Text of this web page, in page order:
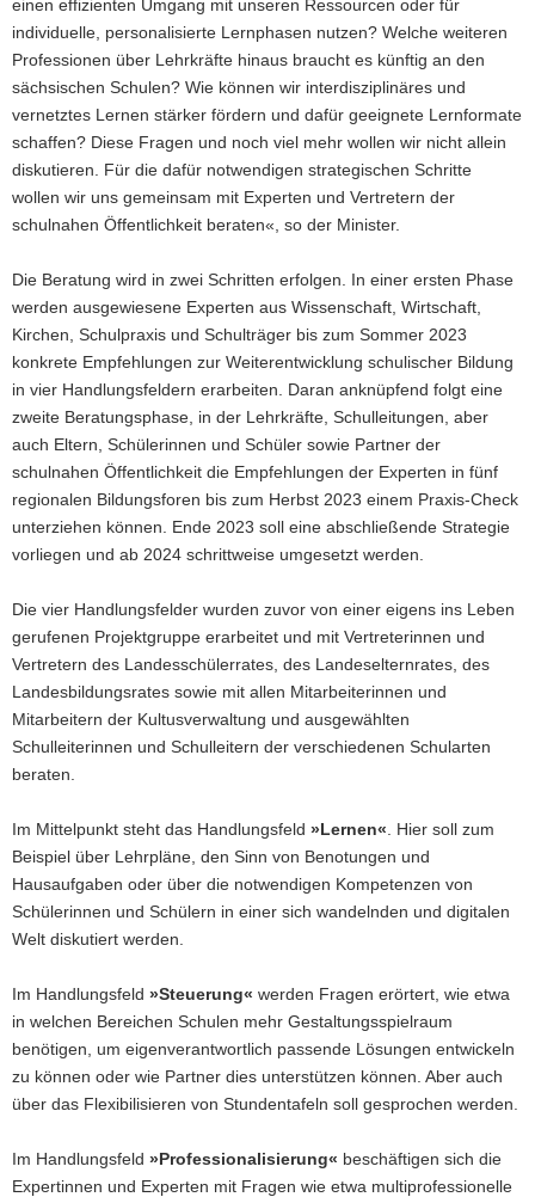
einen effizienten Umgang mit unseren Ressourcen oder für
individuelle, personalisierte Lernphasen nutzen? Welche weiteren
Professionen über Lehrkräfte hinaus braucht es künftig an den
sächsischen Schulen? Wie können wir interdisziplinäres und
vernetztes Lernen stärker fördern und dafür geeignete Lernformate
schaffen? Diese Fragen und noch viel mehr wollen wir nicht allein
diskutieren. Für die dafür notwendigen strategischen Schritte
wollen wir uns gemeinsam mit Experten und Vertretern der
schulnahen Öffentlichkeit beraten«, so der Minister.
Die Beratung wird in zwei Schritten erfolgen. In einer ersten Phase
werden ausgewiesene Experten aus Wissenschaft, Wirtschaft,
Kirchen, Schulpraxis und Schulträger bis zum Sommer 2023
konkrete Empfehlungen zur Weiterentwicklung schulischer Bildung
in vier Handlungsfeldern erarbeiten. Daran anknüpfend folgt eine
zweite Beratungsphase, in der Lehrkräfte, Schulleitungen, aber
auch Eltern, Schülerinnen und Schüler sowie Partner der
schulnahen Öffentlichkeit die Empfehlungen der Experten in fünf
regionalen Bildungsforen bis zum Herbst 2023 einem Praxis-Check
unterziehen können. Ende 2023 soll eine abschließende Strategie
vorliegen und ab 2024 schrittweise umgesetzt werden.
Die vier Handlungsfelder wurden zuvor von einer eigens ins Leben
gerufenen Projektgruppe erarbeitet und mit Vertreterinnen und
Vertretern des Landes­schüle­rrates, des Landeselternrates, des
Landesbildungsrates sowie mit allen Mitarbeiterinnen und
Mitarbeitern der Kultusverwaltung und ausgewählten
Schulleiterinnen und Schulleitern der verschiedenen Schularten
beraten.
Im Mittelpunkt steht das Handlungsfeld »Lernen« . Hier soll zum
Beispiel über Lehrpläne, den Sinn von Benotungen und
Hausaufgaben oder über die notwendigen Kompetenzen von
Schülerinnen und Schülern in einer sich wandelnden und digitalen
Welt diskutiert werden.
Im Handlungsfeld »Steuerung« werden Fragen erörtert, wie etwa
in welchen Bereichen Schulen mehr Gestaltungsspielraum
benötigen, um eigenverantwortlich passende Lösungen entwickeln
zu können oder wie Partner dies unterstützen können. Aber auch
über das Flexibilisieren von Stundentafeln soll gesprochen werden.
Im Handlungsfeld »Professionalisierung« beschäftigen sich die
Expertinnen und Experten mit Fragen wie etwa multiprofessionelle